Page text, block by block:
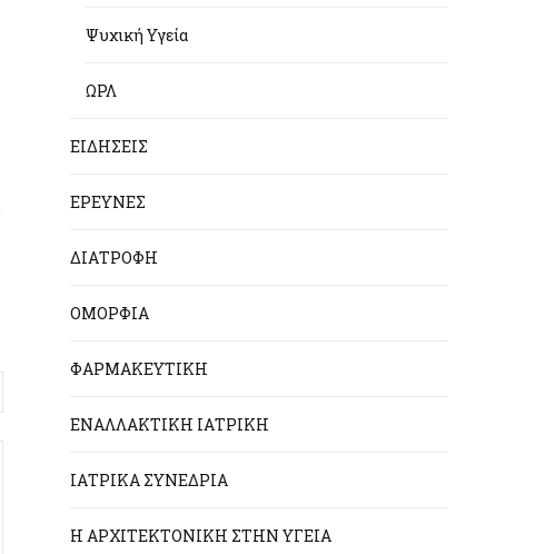
Ψυχική Υγεία
ΩΡΛ
ΕΙΔΗΣΕΙΣ
ΕΡΕΥΝΕΣ
ΔΙΑΤΡΟΦΗ
ΟΜΟΡΦΙΑ
ΦΑΡΜΑΚΕΥΤΙΚΗ
ΕΝΑΛΛΑΚΤΙΚΗ ΙΑΤΡΙΚΗ
ΙΑΤΡΙΚΑ ΣΥΝΕΔΡΙΑ
Η ΑΡΧΙΤΕΚΤΟΝΙΚΗ ΣΤΗΝ ΥΓΕΙΑ